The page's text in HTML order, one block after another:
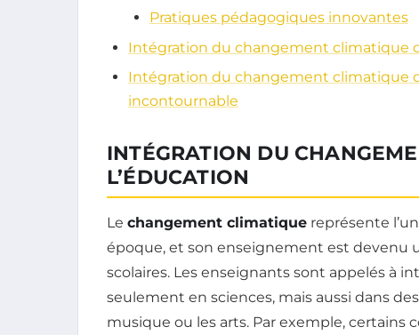
Pratiques pédagogiques innovantes
Intégration du changement climatique
Intégration du changement climatique
incontournable
INTÉGRATION DU
L’ÉDUCATION
Le changement climatique représente
époque, et son enseignement est devenu
scolaires. Les enseignants sont appelés à
seulement en sciences, mais aussi dans des
musique ou les arts. Par exemple, certains